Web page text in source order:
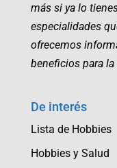
más si ya lo
especialidades
ofrecemos
beneficios para la
De interés
Lista de Hobbies
Hobbies y Salud